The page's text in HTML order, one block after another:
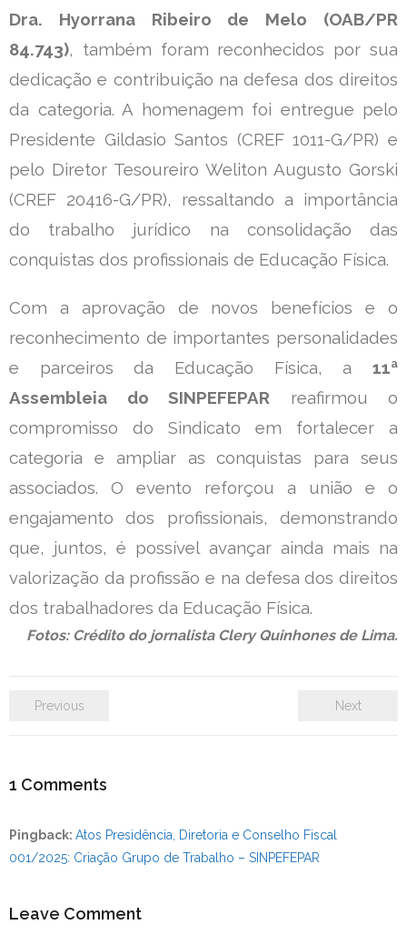
Dra. Hyorrana Ribeiro de Melo (OAB/PR
84.743), também foram reconhecidos por sua
dedicação e contribuição na defesa dos direitos
da categoria. A homenagem foi entregue pelo
Presidente Gildasio Santos (CREF 1011-G/PR) e
pelo Diretor Tesoureiro Weliton Augusto Gorski
(CREF 20416-G/PR), ressaltando a importância
do trabalho jurídico na consolidação das
conquistas dos profissionais de Educação Física.
Com a aprovação de novos benefícios e o
reconhecimento de importantes personalidades
e parceiros da Educação Física, a 11ª
Assembleia do SINPEFEPAR reafirmou o
compromisso do Sindicato em fortalecer a
categoria e ampliar as conquistas para seus
associados. O evento reforçou a união e o
engajamento dos profissionais, demonstrando
que, juntos, é possível avançar ainda mais na
valorização da profissão e na defesa dos direitos
dos trabalhadores da Educação Física.
Fotos: Crédito do jornalista Clery Quinhones de Lima.
Previous Next
1 Comments
Pingback: Atos Presidência, Diretoria e Conselho Fiscal
001/2025: Criação Grupo de Trabalho – SINPEFEPAR
Leave Comment